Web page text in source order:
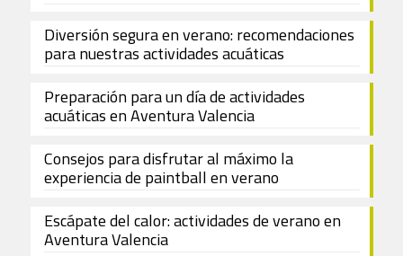
Diversión segura en verano: recomendaciones
para nuestras actividades acuáticas
Preparación para un día de actividades
acuáticas en Aventura Valencia
Consejos para disfrutar al máximo la
experiencia de paintball en verano
Escápate del calor: actividades de verano en
Aventura Valencia